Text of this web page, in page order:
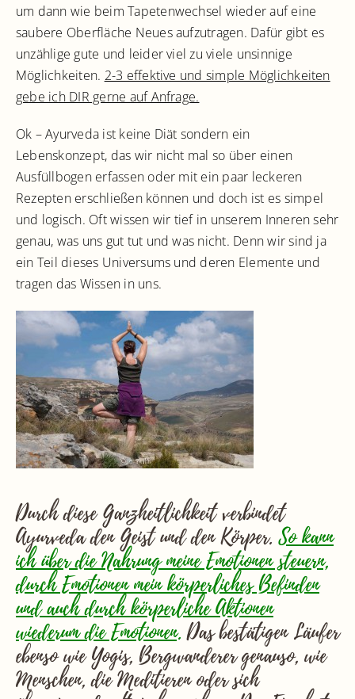
um dann wie beim Tapetenwechsel wieder auf eine
saubere Oberfläche Neues aufzutragen. Dafür gibt es
unzählige gute und leider viel zu viele unsinnige
Möglichkeiten. 2-3 effektive und simple Möglichkeiten
gebe ich DIR gerne auf Anfrage.
Ok – Ayurveda ist keine Diät sondern ein
Lebenskonzept, das wir nicht mal so über einen
Ausfüllbogen erfassen oder mit ein paar leckeren
Rezepten erschließen können und doch ist es simpel
und logisch. Oft wissen wir tief in unserem Inneren sehr
genau, was uns gut tut und was nicht. Denn wir sind ja
ein Teil dieses Universums und deren Elemente und
tragen das Wissen in uns.
Durch diese Ganzheitlichkeit verbindet
Ayurveda den Geist und den Körper. So kann
ich über die Nahrung meine Emotionen steuern,
durch Emotionen mein körperliches Befinden
und auch durch körperliche Aktionen
wiederum die Emotionen.Das bestätigen Läufer
ebenso wie Yogis, Bergwanderer genauso, wie
Menschen, die Meditieren oder sich